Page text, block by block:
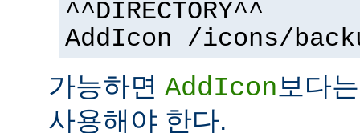
^^DIRECTORY^^
AddIcon /icons/
가능하면 AddIcon 보다
사용해야 한다.